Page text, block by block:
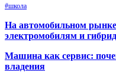
#школа
На автомобильном рынке
электромобилям и
Машина как сервис:
владения